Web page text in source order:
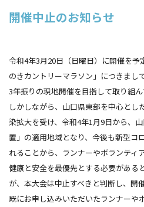
開催中止のお知らせ
令和4年3月20日（日曜日）に開催を予
のきカントリーマラソン」につきまし
3年振りの現地開催を目指して取り組ん
しかしながら、山口県東部を中心と
染拡大を受け、令和4年1月9日から、
置」の適用地域となり、今後も新型コ
れることから、ランナーやボランティ
健康と安全を最優先とする必要がある
が、本大会は中止すべきと判断し、開
既にお申し込みいただいたランナーや